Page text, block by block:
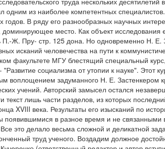
одним из наиболее компетентных
годов. В ряду его разнообразных научных
доминирующее место. Как объект исследования
П.-Ж. Пру- стр. 125 дона. Но одновременно Н. Е.
исканий человечества на пути к
факультете МГУ блестящий специальный
"Развитие социализма от утопии к науке".
воплощением задуманного Н. Е. Застенкером
учений. Авторский замысел остался
текст лишь части разделов, из которых
XVIII века. Результаты его изысканий по
появившимися в разное время и не связанными
это делало весьма сложной и деликатной
труд ученого. Воздадим должное